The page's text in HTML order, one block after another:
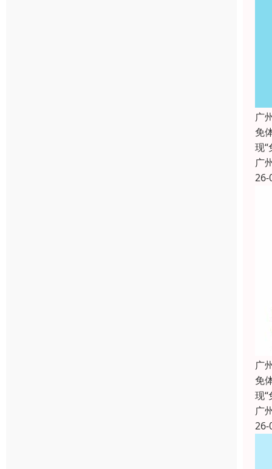
广
免
现
广
26-
广
免
现
广
26-